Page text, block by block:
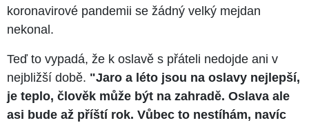
koronavirové pandemii se žádný velký mejdan
nekonal.
Teď to vypadá, že k oslavě s přáteli nedojde ani v
nejbližší době. "Jaro a léto jsou na oslavy nejlepší,
je teplo, člověk může být na zahradě. Oslava ale
asi bude až příští rok. Vůbec to nestíhám, navíc